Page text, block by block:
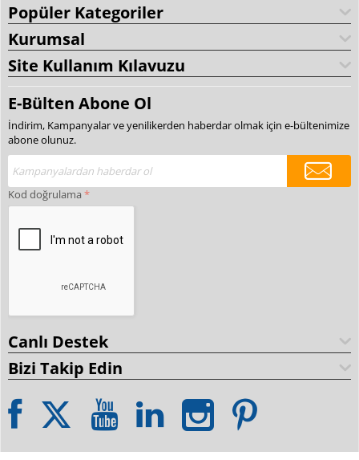
Popüler Kategoriler
Kurumsal
Site Kullanım Kılavuzu
E-Bülten Abone Ol
İndirim, Kampanyalar ve yenilikerden haberdar olmak için e-bültenimize
abone olunuz.
Kod doğrulama
Canlı Destek
Bizi Takip Edin